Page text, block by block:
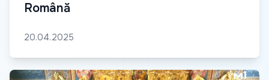
Română
20.04.2025